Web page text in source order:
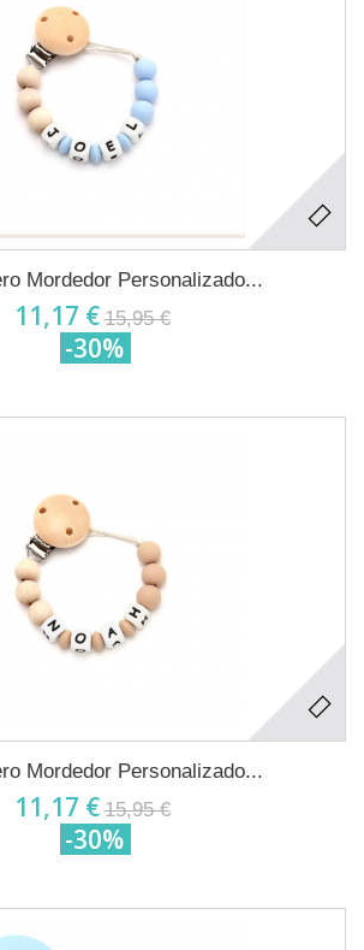
Mordedor Personalizado...
11,17 € 15,95 €
-30%
Mordedor Personalizado...
11,17 € 15,95 €
-30%